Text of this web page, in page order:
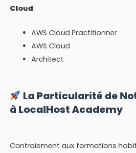
Cloud
AWS Cloud Practitionner
AWS Cloud
Architect
La Particularité de
à LocalHost Academy
Contraiement aux formations